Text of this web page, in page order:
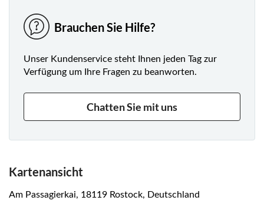
Brauchen Sie Hilfe?
Unser Kundenservice steht Ihnen jeden Tag zur
Verfügung um Ihre Fragen zu beanworten.
Chatten Sie mit uns
Kartenansicht
Am Passagierkai, 18119 Rostock, Deutschland